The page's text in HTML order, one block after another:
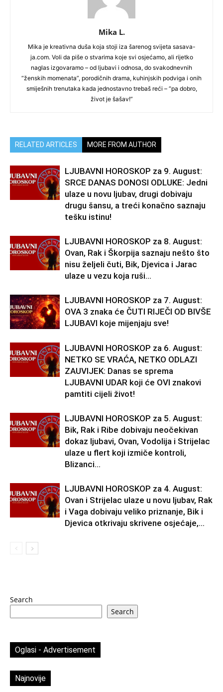
Mika L.
Mika je kreativna duša koja stoji iza šarenog svijeta sasava-
ja.com. Voli da piše o stvarima koje svi osjećamo, ali rijetko
naglas izgovaramo – od ljubavi i odnosa, do svakodnevnih
“ženskih momenata”, porodičnih drama, kuhinjskih podviga i onih
smiješnih trenutaka kada jednostavno trebaš reći – “pa dobro,
život je šašav!”
RELATED ARTICLES MORE FROM AUTHOR
LJUBAVNI HOROSKOP za 9. August:
SRCE DANAS DONOSI ODLUKE: Jedni
ulaze u novu ljubav, drugi dobivaju
drugu šansu, a treći konačno saznaju
tešku istinu!
LJUBAVNI HOROSKOP za 8. August:
Ovan, Rak i Škorpija saznaju nešto što
nisu željeli čuti, Bik, Djevica i Jarac
ulaze u vezu koja ruši...
LJUBAVNI HOROSKOP za 7. August:
OVA 3 znaka će ČUTI RIJEČI OD BIVŠE
LJUBAVI koje mijenjaju sve!
LJUBAVNI HOROSKOP za 6. August:
NETKO SE VRAĆA, NETKO ODLAZI
ZAUVIJEK: Danas se sprema
LJUBAVNI UDAR koji će OVI znakovi
pamtiti cijeli život!
LJUBAVNI HOROSKOP za 5. August:
Bik, Rak i Ribe dobivaju neočekivan
dokaz ljubavi, Ovan, Vodolija i Strijelac
ulaze u flert koji izmiče kontroli,
Blizanci...
LJUBAVNI HOROSKOP za 4. August:
Ovan i Strijelac ulaze u novu ljubav, Rak
i Vaga dobivaju veliko priznanje, Bik i
Djevica otkrivaju skrivene osjećaje,...
Search
Search
Oglasi - Advertisement
Najnovije